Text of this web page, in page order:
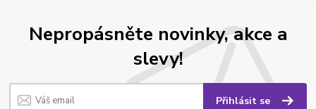
Nepropásněte novinky, akce a
slevy!
Přihlásit se